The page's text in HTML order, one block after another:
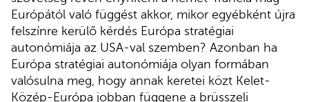
Európától való függést akkor, mikor egyébként újra
felszínre kerülő kérdés Európa stratégiai
autonómiája az USA-val szemben? Azonban ha
Európa stratégiai autonómiája olyan formában
valósulna meg, hogy annak keretei közt Kelet-
Közép-Európa jobban függene a brüsszeli